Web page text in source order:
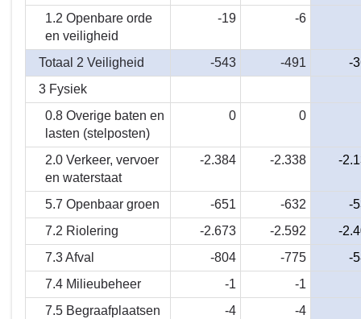
taakveld1.2 Openbare orde
en veiligheid
-19 -6
Totaal 2 Veiligheid -543 -491
-
3 Fysiek
0.8 Overige baten en
lasten (stelposten)
0 0
2.0 Verkeer, vervoer
en waterstaat
-2.384 -2.338 -
5.7 Openbaar groen -651 -632
-
7.2 Riolering
-2.673 -2.592
-
7.3 Afval
-804 -775
-
7.4 Milieubeheer
-1
-1
7.5 Begraafplaatsen
-4
-4